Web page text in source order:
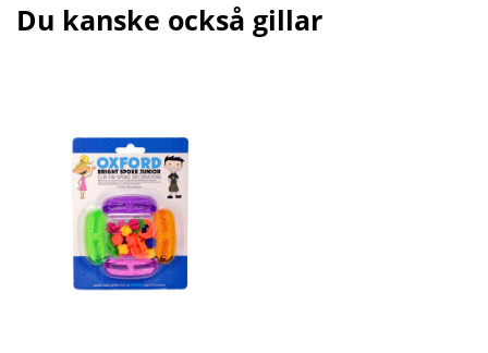
Du kanske också gillar